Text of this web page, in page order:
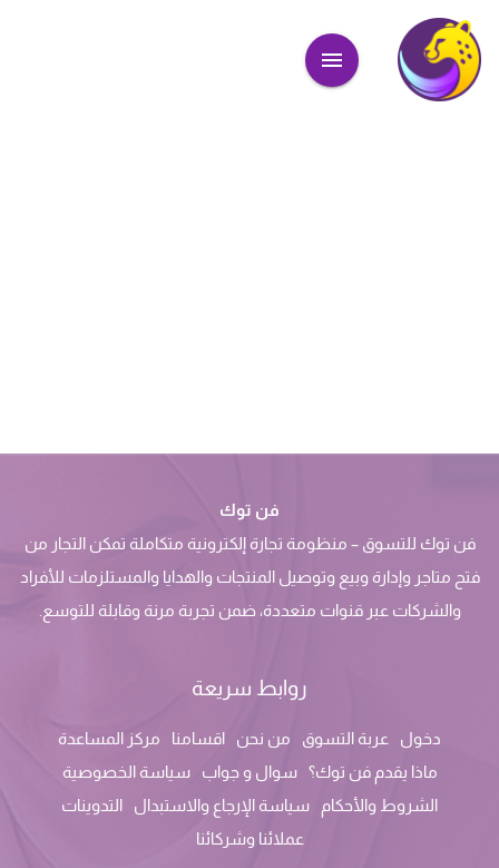
فن توك
فن توك للتسوق – منظومة تجارة إلكترونية متكاملة تمكن التجار من
فتح متاجر وإدارة وبيع وتوصيل المنتجات والهدايا والمستلزمات للأفراد
والشركات عبر قنوات متعددة، ضمن تجربة مرنة وقابلة للتوسع.
روابط سريعة
دخول عربة التسوق من نحن اقسامنا
مركز المساعدة
ماذا يقدم فن توك؟
سوال و جواب
سياسة الخصوصية
الشروط والأحكام
سياسة الإرجاع والاستبدال
التدوينات
عملائنا وشركائنا